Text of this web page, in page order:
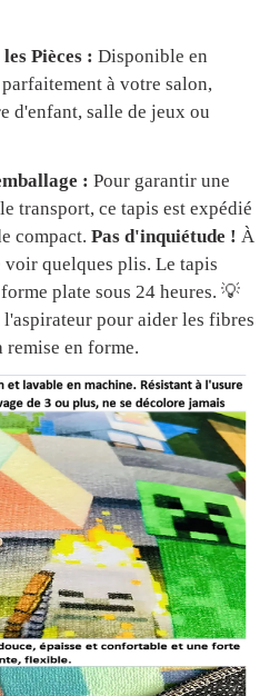
Pièces : Disponible en
à votre salon,
d'enfant, salle de jeux ou
: Pour garantir une
transport, ce tapis est expédié
compact. Pas d'inquiétude ! À
quelques plis. Le tapis
plate sous 24 heures. 💡
l'aspirateur pour aider les fibres
remise en forme.